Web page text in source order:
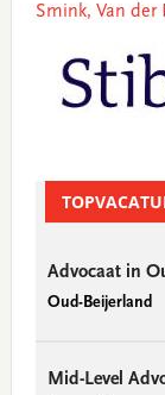
Smink, Van der
Advocaat in
Oud-Beijerland
Mid-Level